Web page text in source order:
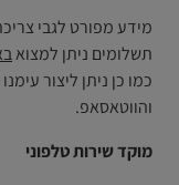
מידע מפורט לגבי
תשלומים ניתן למצוא
כמו כן ניתן ליצור
והווטאסאפ.
מוקד שירות טלפוני